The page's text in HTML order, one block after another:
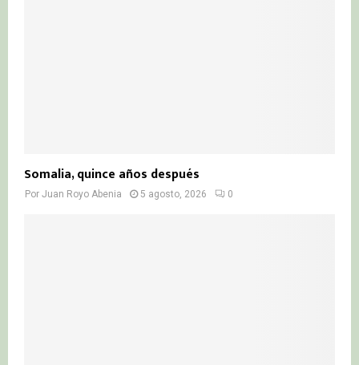
Somalia, quince años después
Por Juan Royo Abenia 5 agosto, 2026 0